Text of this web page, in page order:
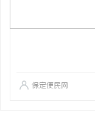
保定便民网